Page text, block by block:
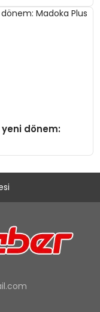
yeni dönem: